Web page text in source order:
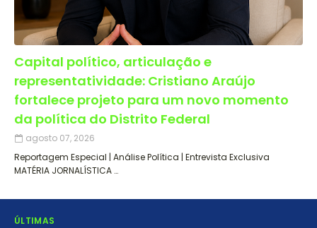
Capital político, articulação e
representatividade: Cristiano Araújo
fortalece projeto para um novo momento
da política do Distrito Federal
agosto 07, 2026
Reportagem Especial | Análise Política | Entrevista Exclusiva
MATÉRIA JORNALÍSTICA …
ÚLTIMAS